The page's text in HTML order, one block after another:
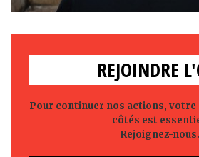
REJOINDRE
Pour continuer nos actions, votre
côtés est
Rejoignez-nous.